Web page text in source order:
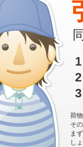
1
2
3
荷
そ
ま
し